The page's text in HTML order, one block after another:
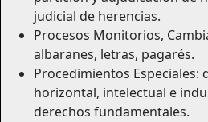
judicial de herencias.
Procesos Monitorios,
albaranes, letras, pagarés.
Procedimientos Especiales:
horizontal, intelectual e
derechos fundamentales.